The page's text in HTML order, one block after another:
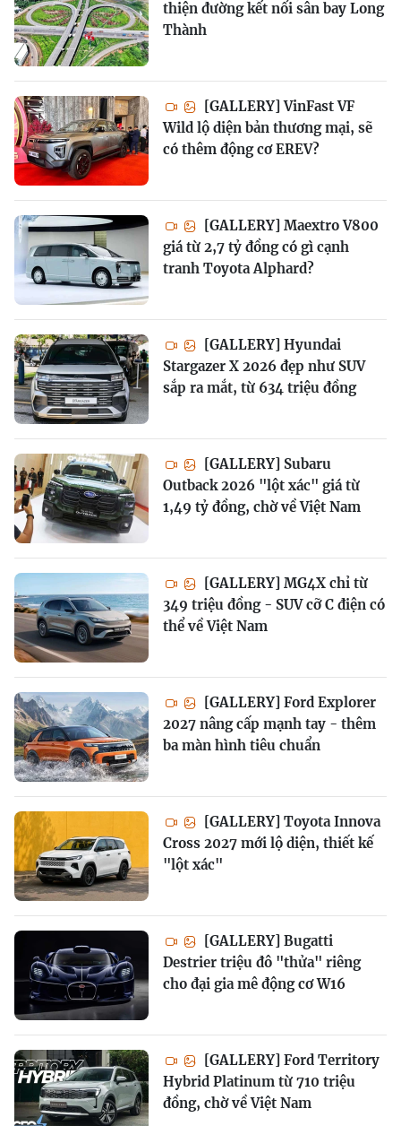
thiện đường kết nối sân bay Long
Thành
[GALLERY] VinFast VF
Wild lộ diện bản thương mại, sẽ
có thêm động cơ EREV?
[GALLERY] Maextro V800
giá từ 2,7 tỷ đồng có gì cạnh
tranh Toyota Alphard?
[GALLERY] Hyundai
Stargazer X 2026 đẹp như SUV
sắp ra mắt, từ 634 triệu đồng
[GALLERY] Subaru
Outback 2026 "lột xác" giá từ
1,49 tỷ đồng, chờ về Việt Nam
[GALLERY] MG4X chỉ từ
349 triệu đồng - SUV cỡ C điện có
thể về Việt Nam
[GALLERY] Ford Explorer
2027 nâng cấp mạnh tay - thêm
ba màn hình tiêu chuẩn
[GALLERY] Toyota Innova
Cross 2027 mới lộ diện, thiết kế
"lột xác"
[GALLERY] Bugatti
Destrier triệu đô "thửa" riêng
cho đại gia mê động cơ W16
[GALLERY] Ford Territory
Hybrid Platinum từ 710 triệu
đồng, chờ về Việt Nam